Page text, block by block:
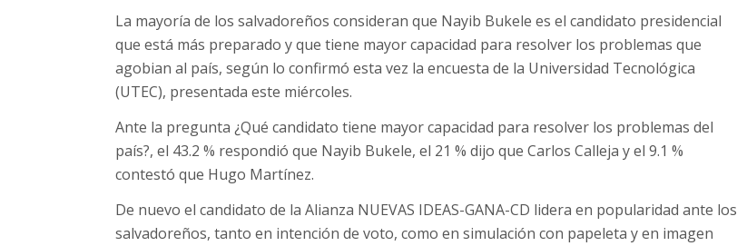
La mayoría de los salvadoreños consideran que Nayib Bukele es el candidato presidencial
que está más preparado y que tiene mayor capacidad para resolver los problemas que
agobian al país, según lo confirmó esta vez la encuesta de la Universidad Tecnológica
(UTEC), presentada este miércoles.
Ante la pregunta ¿Qué candidato tiene mayor capacidad para resolver los problemas del
país?, el 43.2 % respondió que Nayib Bukele, el 21 % dijo que Carlos Calleja y el 9.1 %
contestó que Hugo Martínez.
De nuevo el candidato de la Alianza NUEVAS IDEAS-GANA-CD lidera en popularidad ante los
salvadoreños, tanto en intención de voto, como en simulación con papeleta y en imagen